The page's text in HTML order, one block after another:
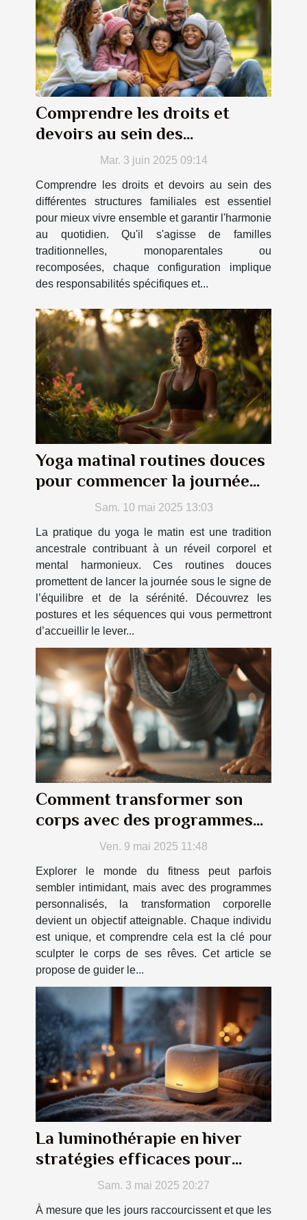
Comprendre les droits et
devoirs au sein des
différentes structures
Mar. 3 juin 2025 09:14
Comprendre les droits et devoirs au sein des
différentes structures familiales est essentiel
pour mieux vivre ensemble et garantir l'harmonie
au quotidien. Qu'il s'agisse de familles
traditionnelles, monoparentales ou
recomposées, chaque configuration implique
des responsabilités spécifiques et...
Yoga matinal routines douces
pour commencer la journée
du bon piedSam. 10 mai 2025 13:03
La pratique du yoga le matin est une tradition
ancestrale contribuant à un réveil corporel et
mental harmonieux. Ces routines douces
promettent de lancer la journée sous le signe de
l’équilibre et de la sérénité. Découvrez les
postures et les séquences qui vous permettront
d’accueillir le lever...
Comment transformer son
corps avec des programmes
de fitness personnalisés
Ven. 9 mai 2025 11:48
Explorer le monde du fitness peut parfois
sembler intimidant, mais avec des programmes
personnalisés, la transformation corporelle
devient un objectif atteignable. Chaque individu
est unique, et comprendre cela est la clé pour
sculpter le corps de ses rêves. Cet article se
propose de guider le...
La luminothérapie en hiver
stratégies efficaces pour
contrer le trouble affectif
saisonnier
Sam. 3 mai 2025 20:27
À mesure que les jours raccourcissent et que les